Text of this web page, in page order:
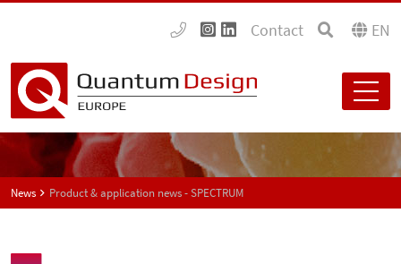
Contact EN
News Product & application news - SPECTRUM